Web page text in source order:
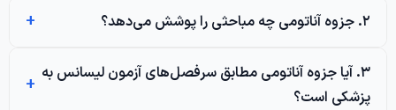
۳. آیا جزوه آناتومی مطابق سرفصل‌های آزمون لیسانس به
پزشکی است؟